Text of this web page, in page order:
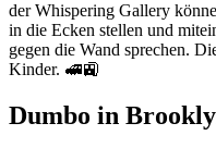
der Whispering Gallery
in die Ecken stellen und
gegen die Wand sprechen.
Kinder. 🚅🚉
Dumbo in